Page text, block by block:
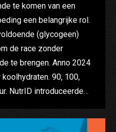
te komen van een
een belangrijke rol.
(glycogeen)
de race zonder
te brengen. Anno 2024
90, 100,
NutrID introduceerde…